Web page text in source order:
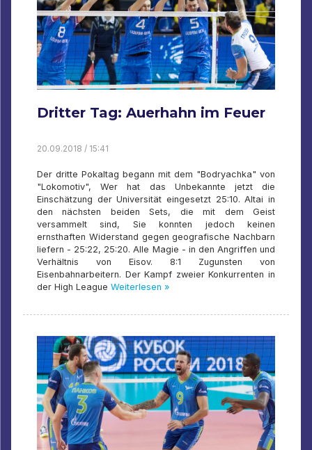
Dritter Tag: Auerhahn im Feuer
20.09.2018 / 15:41
Der dritte Pokaltag begann mit dem "Bodryachka" von
"Lokomotiv", Wer hat das Unbekannte jetzt die
Einschätzung der Universität eingesetzt 25:10. Altai in
den nächsten beiden Sets, die mit dem Geist
versammelt sind, Sie konnten jedoch keinen
ernsthaften Widerstand gegen geografische Nachbarn
liefern - 25:22, 25:20. Alle Magie - in den Angriffen und
Verhältnis von Eisov. 8:1 Zugunsten von
Eisenbahnarbeitern. Der Kampf zweier Konkurrenten in
der High League Weiterlesen »